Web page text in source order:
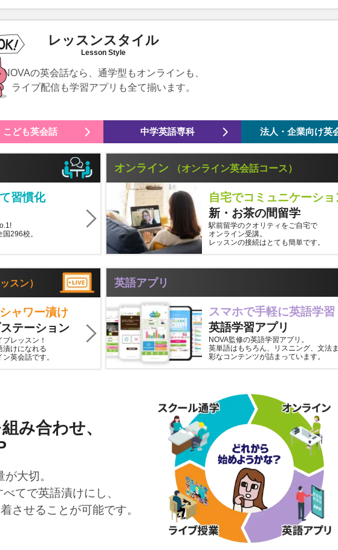
レッスンスタイル
Lesson Style
NOVAの英会話なら、通学型もオンラインも、
ライブ配信も学習アプリも全て揃います。
こども英会話 中学英語専科 法人・企業向け英
習慣化
296校。
オンライン （オンライン英会話コース）
自宅でコミュニケーショ
新・お茶の間留学
駅前留学のクオリティをご自宅で
オンライン受講。
レッスンの接続はとても簡単です。
スン）
ャワー漬け
テーション
レッスン！
漬けになれる
英会話です。
英語アプリ
スマホで手軽に英語学習
英語学習アプリ
NOVA監修の英語学習アプリ。
英単語はもちろん、リスニング、文法
彩なコンテンツが詰まっています。
み合わせ、
大切。
てで英語漬けにし、
させることが可能です。